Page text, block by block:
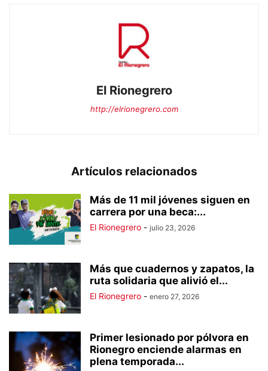
El Rionegrero
http://elrionegrero.com
Artículos relacionados
Más de 11 mil jóvenes siguen en
carrera por una beca:...
El Rionegrero - julio 23, 2026
Más que cuadernos y zapatos, la
ruta solidaria que alivió el...
El Rionegrero - enero 27, 2026
Primer lesionado por pólvora en
Rionegro enciende alarmas en
plena temporada...